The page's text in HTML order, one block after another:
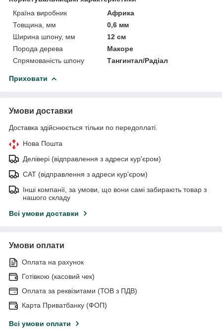
Країна виробник
Африка
Товщина, мм
0,6 мм
Ширина шпону, мм
12 см
Порода дерева
Макоре
Спрямованість шпону
Тангинтал/Радіал
Приховати
Умови доставки
Доставка здійснюється тільки по передоплаті.
Нова Пошта
Делівері (відправлення з адреси кур'єром)
САТ (відправлення з адреси кур'єром)
Інші компанії, за умови, що вони самі забирають товар з
нашого складу
Всі умови доставки
Умови оплати
Оплата на рахунок
Готівкою (касовий чек)
Оплата за реквізитами (ТОВ з ПДВ)
Карта Приватбанку (ФОП)
Всі умови оплати